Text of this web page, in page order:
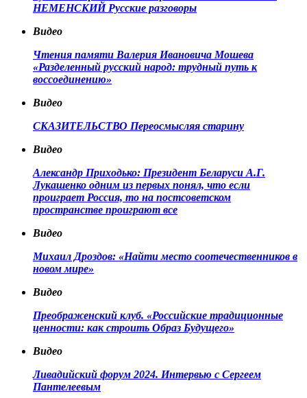
НЕМЕНСКИЙ Русские разговоры
Видео
Чтения памяти Валерия Ивановича Мошева
«Разделенный русский народ: трудный путь к
воссоединению»
Видео
СКАЗИТЕЛЬСТВО Переосмысляя старину
Видео
Александр Приходько: Президент Беларуси А.Г.
Лукашенко одним из первых понял, что если
проиграет Россия, то на постсоветском
пространстве проиграют все
Видео
Михаил Дроздов: «Найти место соотечественников в
новом мире»
Видео
Преображенский клуб. «Российские традиционные
ценности: как строить Образ Будущего»
Видео
Ливадийский форум 2024. Интервью с Сергеем
Пантелеевым